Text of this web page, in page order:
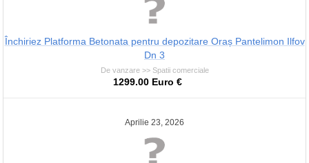
Închiriez Platforma Betonata pentru depozitare Oraș Pantelimon Ilfov
Dn 3
De vanzare >> Spatii comerciale
1299.00 Euro €
Aprilie 23, 2026